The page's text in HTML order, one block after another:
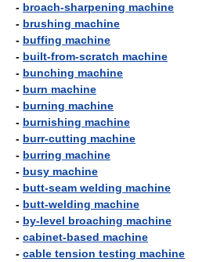
- broach-sharpening machine
- brushing machine
- buffing machine
- built-from-scratch machine
- bunching machine
- burn machine
- burning machine
- burnishing machine
- burr-cutting machine
- burring machine
- busy machine
- butt-seam welding machine
- butt-welding machine
- by-level broaching machine
- cabinet-based machine
- cable tension testing machine